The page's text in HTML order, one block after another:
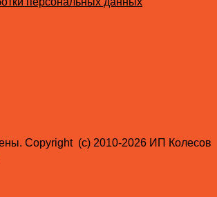
Copyright (с) 2010-2026 ИП Колесов